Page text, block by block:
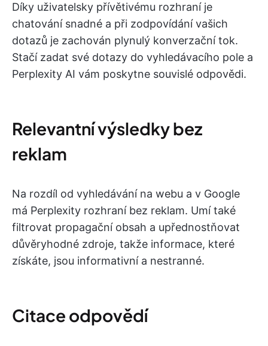
Díky uživatelsky přívětivému rozhraní je
chatování snadné a při zodpovídání vašich
dotazů je zachován plynulý konverzační tok.
Stačí zadat své dotazy do vyhledávacího pole a
Perplexity AI vám poskytne souvislé odpovědi.
Relevantní výsledky bez
reklam
Na rozdíl od vyhledávání na webu a v Google
má Perplexity rozhraní bez reklam. Umí také
filtrovat propagační obsah a upřednostňovat
důvěryhodné zdroje, takže informace, které
získáte, jsou informativní a nestranné.
Citace odpovědí